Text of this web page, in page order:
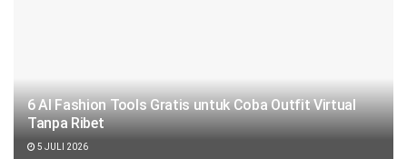
6 AI Fashion Tools Gratis untuk Coba Outfit Virtual
Tanpa Ribet
5 JULI 2026